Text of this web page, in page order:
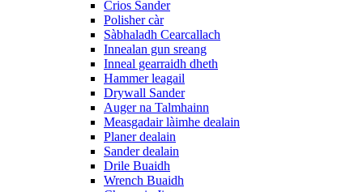
Crios Sander
Polisher càr
Sàbhaladh Cearcallach
Innealan gun sreang
Inneal gearraidh dheth
Hammer leagail
Drywall Sander
Auger na Talmhainn
Measgadair làimhe dealain
Planer dealain
Sander dealain
Drile Buaidh
Wrench Buaidh